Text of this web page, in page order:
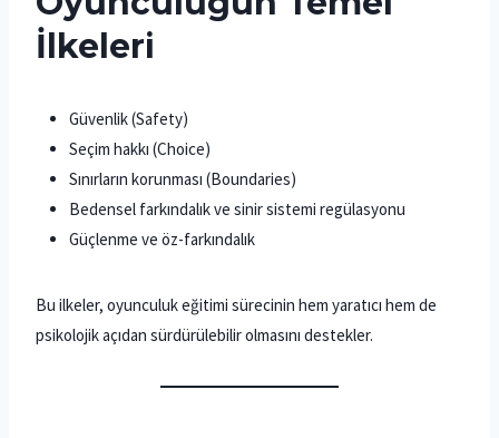
İlkeleri
Güvenlik (Safety)
Seçim hakkı (Choice)
Sınırların korunması (Boundaries)
Bedensel farkındalık ve sinir sistemi regülasyonu
Güçlenme ve öz-farkındalık
Bu ilkeler, oyunculuk eğitimi sürecinin hem yaratıcı hem de
psikolojik açıdan sürdürülebilir olmasını destekler.